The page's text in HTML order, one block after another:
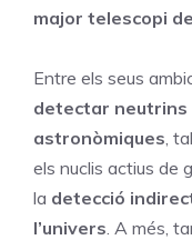
major telescopi
Entre els seus
detectar neutrins
astronòmiques ,
els nuclis actius de
la detecció
l’univers . A més,